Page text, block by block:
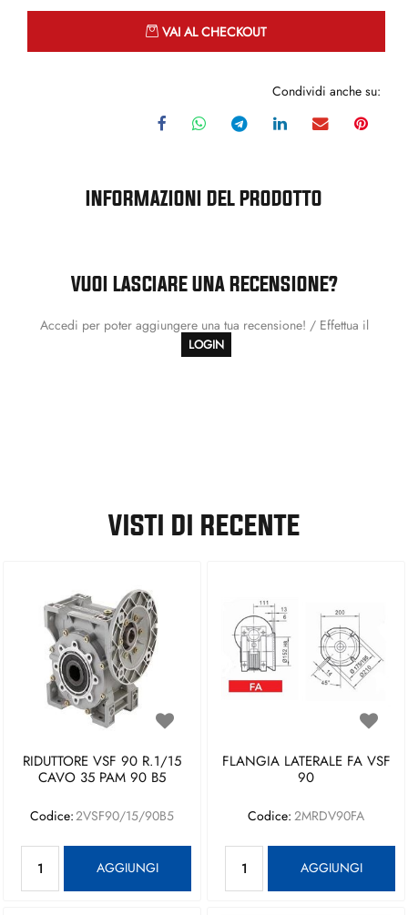
VAI AL CHECKOUT
Condividi anche su:
INFORMAZIONI DEL PRODOTTO
VUOI LASCIARE UNA RECENSIONE?
Accedi per poter aggiungere una tua recensione! / Effettua il
LOGIN
VISTI DI RECENTE
RIDUTTORE VSF 90 R.1/15
CAVO 35 PAM 90 B5
Codice:2VSF90/15/90B5
AGGIUNGI
FLANGIA LATERALE FA VSF
90
Codice: 2MRDV90FA
AGGIUNGI